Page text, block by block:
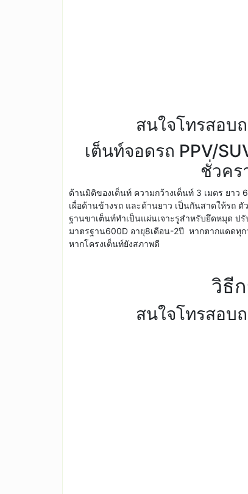
สนใจโทรสอบ
เต็นท์จอดรถ PPV/
ชั่วคร
ด้านมิติของเต็นท์ ความกว้างเต็นท์ 3 เมตร ยาว
เผื่อด้านข้างรถ และด้านยาว เป็นกันสาดให้รถ
ฐานขาเต็นท์ทำเป็นแผ่นเจาะรูสำหรับยึดหมุด ป
มาตรฐาน600D อายุ8เดือน-2ปี หากตากแดดทุ
หากโครงเต็นท์ยังสภาพดี
วิธี
สนใจโทรสอบ